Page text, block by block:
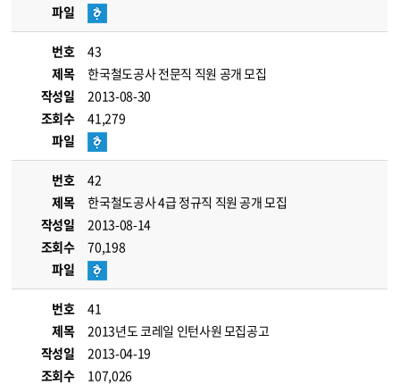
파일
번호
43
제목
한국철도공사 전문직 직원 공개 모집
작성일
2013-08-30
조회수
41,279
파일
번호
42
제목
한국철도공사 4급 정규직 직원 공개 모집
작성일
2013-08-14
조회수
70,198
파일
번호
41
제목
2013년도 코레일 인턴사원 모집공고
작성일
2013-04-19
조회수
107,026